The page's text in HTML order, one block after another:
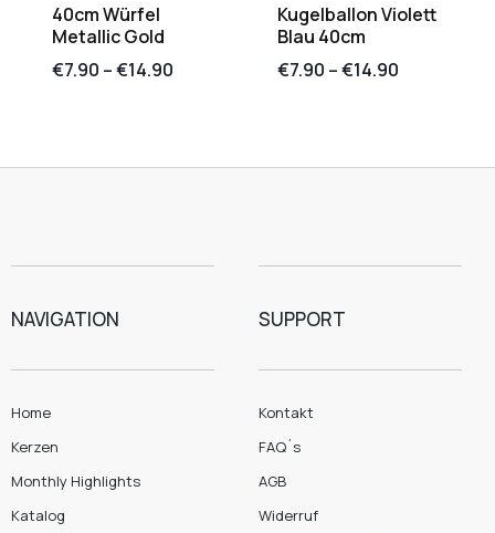
40cm Würfel
Metallic Gold
€7.90 –€14.90
Kugelballon Violett
Blau 40cm
€7.90 –€14.90
NAVIGATION
Home
Kerzen
Monthly Highlights
Katalog
SUPPORT
Kontakt
FAQ´s
AGB
Widerruf